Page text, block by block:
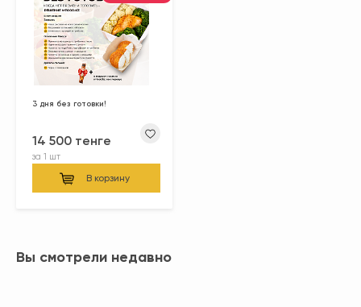
3 дня без готовки!
14 500 тенге
за 1 шт
В корзину
Вы смотрели недавно